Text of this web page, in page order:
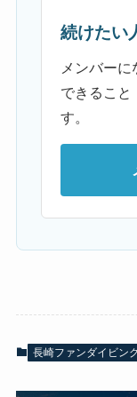
続けたい
メンバーに
できること
す。
長崎ファンダイビン